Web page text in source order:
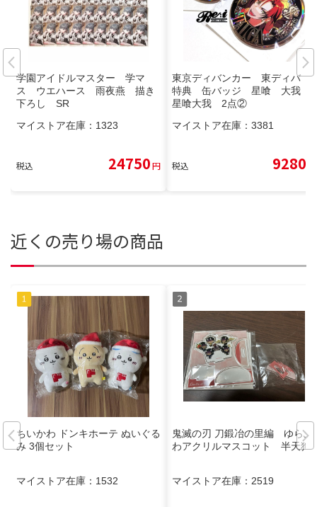
学園アイドルマスター 学マ
ス ウエハース 雨夜燕 描き
下ろし SR
マイストア在庫： 1323
税込 24750円
東京ディバンカー 東ディバ
特典 缶バッジ 星喰 大我
星喰大我 2点②
マイストア在庫： 3381
税込 9280
近くの売り場の商品
ちいかわ ドンキホーテ ぬいぐる
み 3個セット
マイストア在庫： 1532
鬼滅の刃 刀鍛冶の里編 ゆらふ
わアクリルマスコット 半天狗
マイストア在庫： 2519